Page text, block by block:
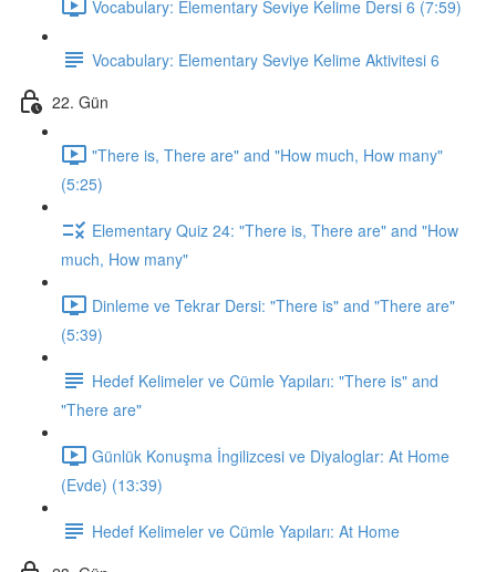
Vocabulary: Elementary Seviye Kelime Dersi 6 (7:59)
Vocabulary: Elementary Seviye Kelime Aktivitesi 6
22. Gün
"There is, There are" and "How much, How many"
(5:25)
Elementary Quiz 24: "There is, There are" and "How
much, How many"
Dinleme ve Tekrar Dersi: "There is" and "There are"
(5:39)
Hedef Kelimeler ve Cümle Yapıları: "There is" and
"There are"
Günlük Konuşma İngilizcesi ve Diyaloglar: At Home
(Evde) (13:39)
Hedef Kelimeler ve Cümle Yapıları: At Home